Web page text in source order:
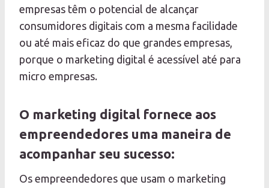
empresas têm o potencial de alcançar
consumidores digitais com a mesma facilidade
ou até mais eficaz do que grandes empresas,
porque o marketing digital é acessível até para
micro empresas.
O marketing digital fornece aos
empreendedores uma maneira de
acompanhar seu sucesso:
Os empreendedores que usam o marketing